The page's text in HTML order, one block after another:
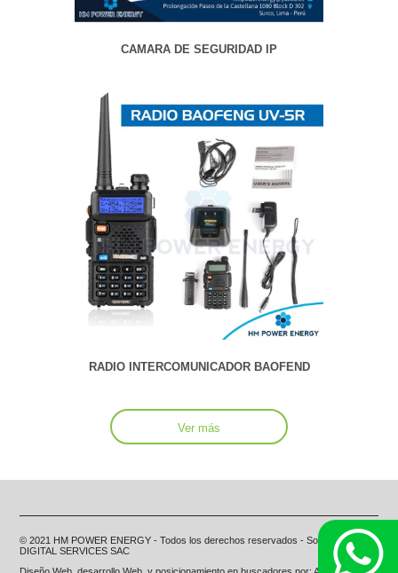
CAMARA DE SEGURIDAD IP
RADIO INTERCOMUNICADOR BAOFEND
Ver más
© 2021 HM POWER ENERGY - Todos los derechos reservados - Soporte por A+
DIGITAL SERVICES SAC